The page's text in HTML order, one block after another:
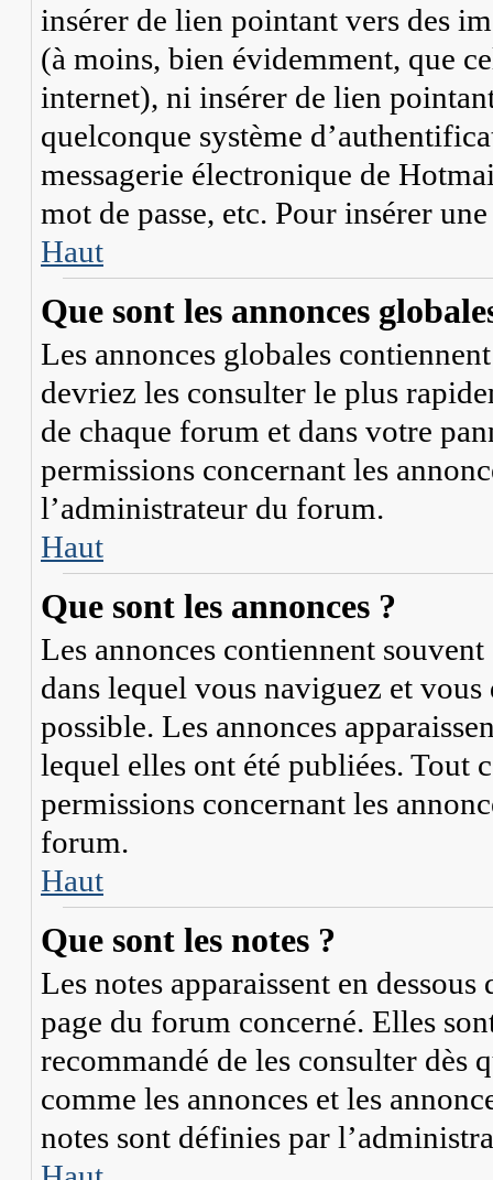
insérer de lien pointant vers des
(à moins, bien évidemment, que
internet), ni insérer de lien
quelconque système
messagerie électronique de
mot de passe, etc. Pour insérer
Haut
Que sont les annonces
Les annonces globales
devriez les consulter le plus
de chaque forum et dans votre
permissions concernant les
l’administrateur du forum.
Haut
Que sont les annonces ?
Les annonces contiennent
dans lequel vous naviguez et
possible. Les annonces
lequel elles ont été publiées. Tout
permissions concernant les
forum.
Haut
Que sont les notes ?
Les notes apparaissent en
page du forum concerné. Elles
recommandé de les consulter dès
comme les annonces et les
notes sont définies par